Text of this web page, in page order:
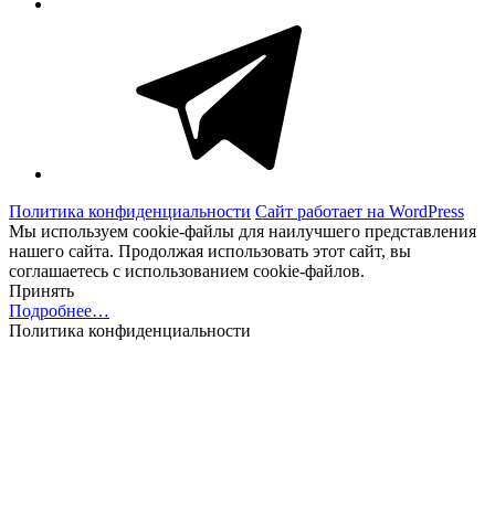
Политика конфиденциальности Сайт работает на WordPress
Мы используем cookie-файлы для наилучшего представления
нашего сайта. Продолжая использовать этот сайт, вы
соглашаетесь с использованием cookie-файлов.
Принять
Подробнее…
Политика конфиденциальности